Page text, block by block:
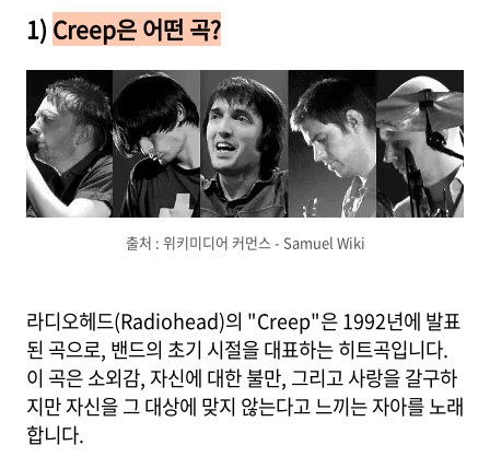
1) Creep은 어떤 곡?
출처 : 위키미디어 커먼스 - Samuel Wiki
라디오헤드(Radiohead)의 "Creep"은 1992년에 발표
된 곡으로, 밴드의 초기 시절을 대표하는 히트곡입니다.
이 곡은 소외감, 자신에 대한 불만, 그리고 사랑을 갈구하
지만 자신을 그 대상에 맞지 않는다고 느끼는 자아를 노래
합니다.